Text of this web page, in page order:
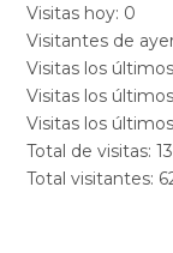
Visitas hoy: 0
Visitantes de
Visitas los
Visitas los
Visitas los
Total de visitas:
Total visitantes: